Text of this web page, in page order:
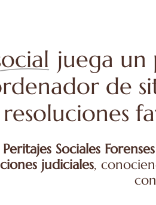
juega un
de
resoluciones
Sociales
judiciales,